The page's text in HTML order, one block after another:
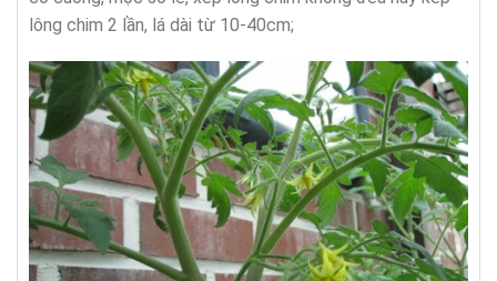
lông chim 2 lần, lá dài từ 10-40cm;